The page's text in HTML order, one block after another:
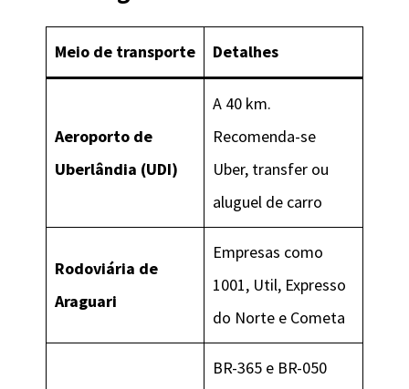
Meio de transporte Detalhes
Aeroporto de
Uberlândia (UDI)
A 40 km.
Recomenda-se
Uber, transfer ou
aluguel de carro
Rodoviária de
Araguari
Empresas como
1001, Util, Expresso
do Norte e Cometa
BR-365 e BR-050